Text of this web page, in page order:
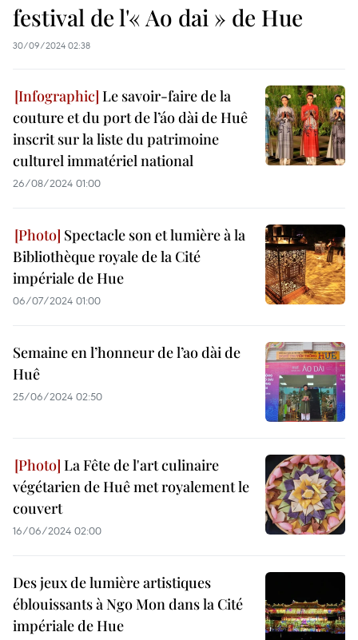
festival de l'« Ao dai » de Hue
30/09/2024 02:38
Le savoir-faire de la
couture et du port de l’áo dài de Huê
inscrit sur la liste du patrimoine
culturel immatériel national
26/08/2024 01:00
Spectacle son et lumière à la
Bibliothèque royale de la Cité
impériale de Hue
06/07/2024 01:00
Semaine en l’honneur de l’ao dài de
Huê
25/06/2024 02:50
La Fête de l'art culinaire
végétarien de Huê met royalement le
couvert
16/06/2024 02:00
Des jeux de lumière artistiques
éblouissants à Ngo Mon dans la Cité
impériale de Hue